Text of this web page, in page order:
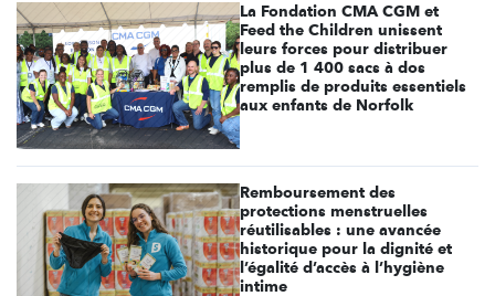
La Fondation CMA CGM et
Feed the Children unissent
leurs forces pour distribuer
plus de 1 400 sacs à dos
remplis de produits essentiels
aux enfants de Norfolk
Remboursement des
protections menstruelles
réutilisables : une avancée
historique pour la dignité et
l’égalité d’accès à l’hygiène
intime